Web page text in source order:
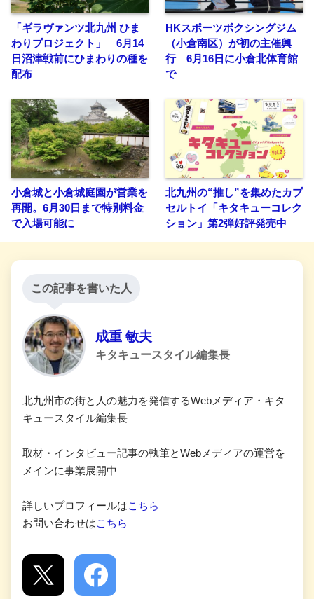
「ギラヴァンツ北九州 ひま
わりプロジェクト」 6月14
日沼津戦前にひまわりの種を
配布
HKスポーツボクシングジム
（小倉南区）が初の主催興
行 6月16日に小倉北体育館
で
小倉城と小倉城庭園が営業を
再開。6月30日まで特別料金
で入場可能に
北九州の“推し”を集めたカプ
セルトイ「キタキューコレク
ション」第2弾好評発売中
この記事を書いた人
成重 敏夫
キタキュースタイル編集長
北九州市の街と人の魅力を発信するWebメディア・キタ
キュースタイル編集長
取材・インタビュー記事の執筆とWebメディアの運営を
メインに事業展開中
詳しいプロフィールはこちら
お問い合わせはこちら